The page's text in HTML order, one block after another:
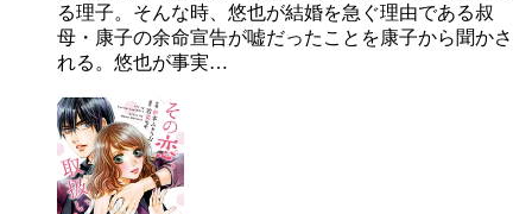
る理子。そんな時、悠也が結婚を急ぐ理由である叔
母・康子の余命宣告が嘘だったことを康子から聞かさ
れる。悠也が事実…